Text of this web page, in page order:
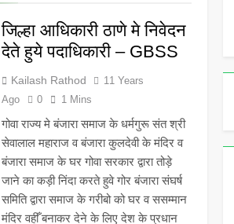
जिल्हा आधिकारी ठाणे मे निवेदन
देते हुये पदाधिकारी – GBSS
Kailash Rathod
11 Years
Ago
0 1 Mins
गोवा राज्य मे बंजारा समाज के धर्मगुरू संत श्री
सेवालाल महाराज व बंजारा कुलदेवी के मंदिर व
बंजारा समाज के घर गोवा सरकार द्वारा तोड़े
जाने का कड़ी निंदा करते हुवे गोर बंजारा संघर्ष
समिति द्वारा समाज के गरीबो को घर व ससम्मान
मंदिर वहीँ बनाकर देने के लिए देश के प्रधान